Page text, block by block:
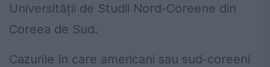
Universității de Studii Nord-Coreene din
Coreea de Sud.
Cazurile în care americani sau sud-coreeni